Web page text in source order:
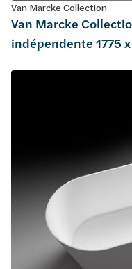
Van Marcke Collection
Van Marcke
indépendente 1775